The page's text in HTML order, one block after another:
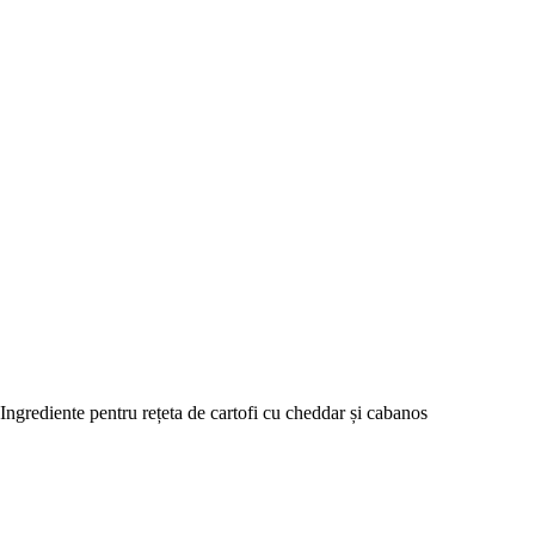
Ingrediente pentru rețeta de cartofi cu cheddar și cabanos